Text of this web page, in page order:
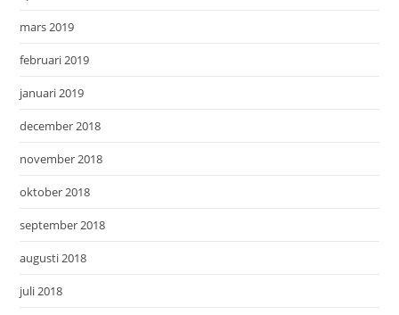
mars 2019
februari 2019
januari 2019
december 2018
november 2018
oktober 2018
september 2018
augusti 2018
juli 2018